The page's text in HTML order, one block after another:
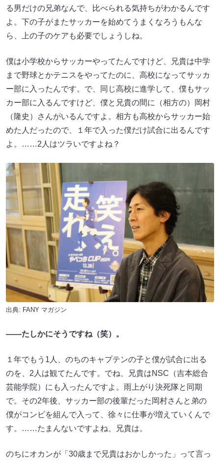
る男だけの兄弟なんで、比べられる気持ちがわかるんです
よ。下の子がまたサッカーを始めてうまくなろうもんな
ら、上の子のケアも必要でしょうしね。
僕は小学校からサッカーやってたんですけど、兄貴は中学
まで野球とかテニスをやってたのに、高校になってサッカ
ー部に入ったんです。で、同じ高校に進学して、僕もサッ
カー部に入るんですけど、僕と兄貴の間に（相方の）岡村
（隆史）さんがいるんですよ。相方も高校からサッカー始
めた人だったので、１年で入った僕だけ試合に出るんです
よ。……2人はツラいですよね？
出典: FANY マガジン
――たしかにそうですね（笑）。
１年でもう1人、のちのキャプテンの子と僕が試合に出る
のを、2人は観てたんです。でね、兄貴はNSC（吉本総合
芸能学院）にも入ったんですよ。雨上がり決死隊と同期
で。その2年後、サッカー部の後輩だった岡村さんと弟の
僕がコンビを組んで入って、徐々に仕事が増えていくんで
す。……たまんないですよね、兄貴は。
のちにオカンが「30歳まで兄貴はおかしかった」って言っ